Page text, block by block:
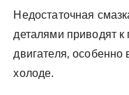
Недостаточная
деталями приводят
двигателя‚
холоде.